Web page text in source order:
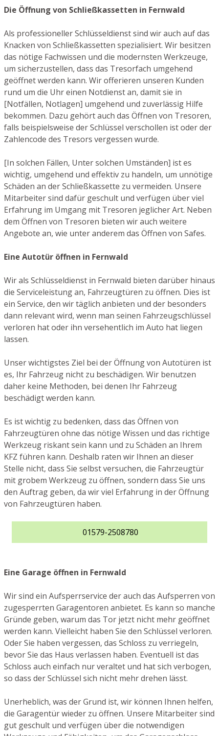
Die Öffnung von Schließkassetten in Fernwald
Als professioneller Schlüsseldienst sind wir auch auf das
Knacken von Schließkassetten spezialisiert. Wir besitzen
das nötige Fachwissen und die modernsten Werkzeuge,
um sicherzustellen, dass das Tresorfach umgehend
geöffnet werden kann. Wir offerieren unseren Kunden
rund um die Uhr einen Notdienst an, damit sie in
[Notfällen, Notlagen] umgehend und zuverlässig Hilfe
bekommen. Dazu gehört auch das Öffnen von Tresoren,
falls beispielsweise der Schlüssel verschollen ist oder der
Zahlencode des Tresors vergessen wurde.
[In solchen Fällen, Unter solchen Umständen] ist es
wichtig, umgehend und effektiv zu handeln, um unnötige
Schäden an der Schließkassette zu vermeiden. Unsere
Mitarbeiter sind dafür geschult und verfügen über viel
Erfahrung im Umgang mit Tresoren jeglicher Art. Neben
dem Öffnen von Tresoren bieten wir auch weitere
Angebote an, wie unter anderem das Öffnen von Safes.
Eine Autotür öffnen in Fernwald
Wir als Schlüsseldienst in Fernwald bieten darüber hinaus
die Serviceleistung an, Fahrzeugtüren zu öffnen. Dies ist
ein Service, den wir täglich anbieten und der besonders
dann relevant wird, wenn man seinen Fahrzeugschlüssel
verloren hat oder ihn versehentlich im Auto hat liegen
lassen.
Unser wichtigstes Ziel bei der Öffnung von Autotüren ist
es, Ihr Fahrzeug nicht zu beschädigen. Wir benutzen
daher keine Methoden, bei denen Ihr Fahrzeug
beschädigt werden kann.
Es ist wichtig zu bedenken, dass das Öffnen von
Fahrzeugtüren ohne das nötige Wissen und das richtige
Werkzeug riskant sein kann und zu Schäden an Ihrem
KFZ führen kann. Deshalb raten wir Ihnen an dieser
Stelle nicht, dass Sie selbst versuchen, die Fahrzeugtür
mit grobem Werkzeug zu öffnen, sondern dass Sie uns
den Auftrag geben, da wir viel Erfahrung in der Öffnung
von Fahrzeugtüren haben.
01579-2508780
Eine Garage öffnen in Fernwald
Wir sind ein Aufsperrservice der auch das Aufsperren von
zugesperrten Garagentoren anbietet. Es kann so manche
Gründe geben, warum das Tor jetzt nicht mehr geöffnet
werden kann. Vielleicht haben Sie den Schlüssel verloren.
Oder Sie haben vergessen, das Schloss zu verriegeln,
bevor Sie das Haus verlassen haben. Eventuell ist das
Schloss auch einfach nur veraltet und hat sich verbogen,
so dass der Schlüssel sich nicht mehr drehen lässt.
Unerheblich, was der Grund ist, wir können Ihnen helfen,
die Garagentür wieder zu öffnen. Unsere Mitarbeiter sind
gut geschult und verfügen über die notwendigen